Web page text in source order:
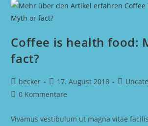
Coffee is health food:
fact?
Beitrags-
Autor:
becker
Beitrag
veröffentlicht:
17. August 2018
Beitrags-
Beitrags-
0 Kommentare
Vivamus vestibulum ut magna vitae